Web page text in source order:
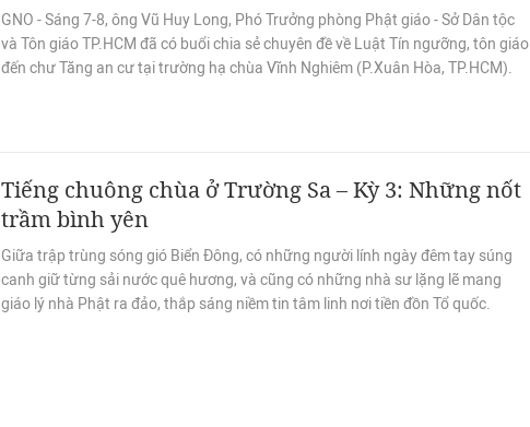
GNO - Sáng 7-8, ông Vũ Huy Long, Phó Trưởng phòng Phật giáo - Sở Dân tộc
và Tôn giáo TP.HCM đã có buổi chia sẻ chuyên đề về Luật Tín ngưỡng, tôn giáo
đến chư Tăng an cư tại trường hạ chùa Vĩnh Nghiêm (P.Xuân Hòa, TP.HCM).
Tiếng chuông chùa ở Trường Sa – Kỳ 3: Những nốt
trầm bình yên
Giữa trập trùng sóng gió Biển Đông, có những người lính ngày đêm tay súng
canh giữ từng sải nước quê hương, và cũng có những nhà sư lặng lẽ mang
giáo lý nhà Phật ra đảo, thắp sáng niềm tin tâm linh nơi tiền đồn Tổ quốc.